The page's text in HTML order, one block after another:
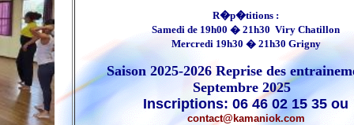
R�p�titions :
Samedi de 19h00 � 21h30 Viry Chatillon
Mercredi 19h30 � 21h30 Grigny
Saison 2025-2026 Reprise des
Septembre 2025
Inscriptions: 06 46 02 15 35 ou
contact@kamaniok.com